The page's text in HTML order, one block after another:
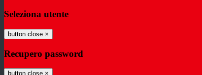
Seleziona utente
button close ×
Recupero password
button close ×